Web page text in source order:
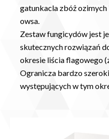
gatunkacla zbóż ozimych
owsa.
Zestaw fungicydów jest
skutecznych rozwiązań
okresie liścia flagowego
Ogranicza bardzo
występujących w tym